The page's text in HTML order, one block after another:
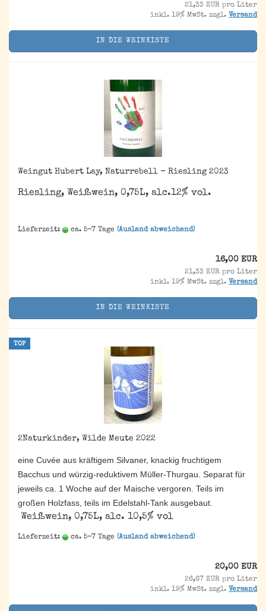
21,33 EUR pro Liter
inkl. 19% MwSt. zzgl. Versand
IN DIE WEINKISTE
Weingut Hubert Lay, Naturrebell - Riesling 2023
Riesling, Weißwein, 0,75L, alc.12% vol.
Lieferzeit: ca. 5-7 Tage (Ausland abweichend)
16,00 EUR
21,33 EUR pro Liter
inkl. 19% MwSt. zzgl. Versand
IN DIE WEINKISTE
TOP
2Naturkinder, Wilde Meute 2022
eine Cuvée aus kräftigem Silvaner, knackig fruchtigem
Bacchus und würzig-reduktivem Müller-Thurgau. Separat für
jeweils ca. 1 Woche auf der Maische vergoren. Teils im
großen Holzfass, teils im Edelstahl-Tank ausgebaut.
Weißwein, 0,75L, alc. 10,5% vol
Lieferzeit: ca. 5-7 Tage (Ausland abweichend)
20,00 EUR
26,67 EUR pro Liter
inkl. 19% MwSt. zzgl. Versand